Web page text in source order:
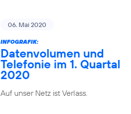
06. Mai 2020
INFOGRAFIK:
Datenvolumen und
Telefonie im 1. Quartal
2020
Auf unser Netz ist Verlass.